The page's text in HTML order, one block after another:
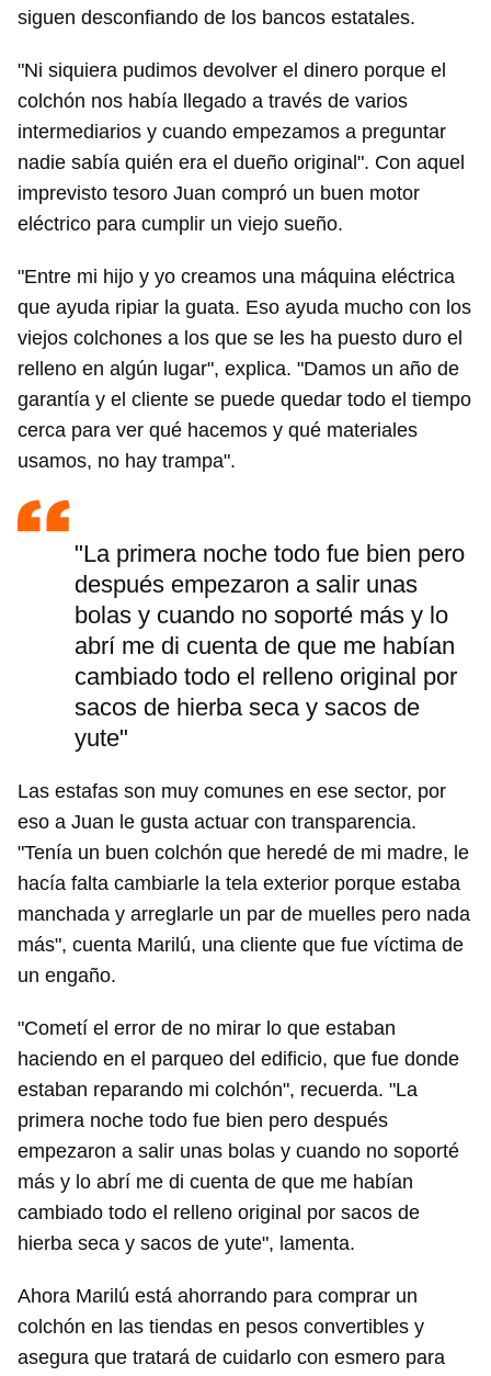
siguen desconfiando de los bancos estatales.
"Ni siquiera pudimos devolver el dinero porque el
colchón nos había llegado a través de varios
intermediarios y cuando empezamos a preguntar
nadie sabía quién era el dueño original". Con aquel
imprevisto tesoro Juan compró un buen motor
eléctrico para cumplir un viejo sueño.
"Entre mi hijo y yo creamos una máquina eléctrica
que ayuda ripiar la guata. Eso ayuda mucho con los
viejos colchones a los que se les ha puesto duro el
relleno en algún lugar", explica. "Damos un año de
garantía y el cliente se puede quedar todo el tiempo
cerca para ver qué hacemos y qué materiales
usamos, no hay trampa".
"La primera noche todo fue bien pero
después empezaron a salir unas
bolas y cuando no soporté más y lo
abrí me di cuenta de que me habían
cambiado todo el relleno original por
sacos de hierba seca y sacos de
yute"
Las estafas son muy comunes en ese sector, por
eso a Juan le gusta actuar con transparencia.
"Tenía un buen colchón que heredé de mi madre, le
hacía falta cambiarle la tela exterior porque estaba
manchada y arreglarle un par de muelles pero nada
más", cuenta Marilú, una cliente que fue víctima de
un engaño.
"Cometí el error de no mirar lo que estaban
haciendo en el parqueo del edificio, que fue donde
estaban reparando mi colchón", recuerda. "La
primera noche todo fue bien pero después
empezaron a salir unas bolas y cuando no soporté
más y lo abrí me di cuenta de que me habían
cambiado todo el relleno original por sacos de
hierba seca y sacos de yute", lamenta.
Ahora Marilú está ahorrando para comprar un
colchón en las tiendas en pesos convertibles y
asegura que tratará de cuidarlo con esmero para